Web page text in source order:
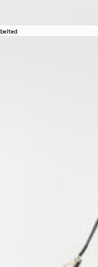
belted